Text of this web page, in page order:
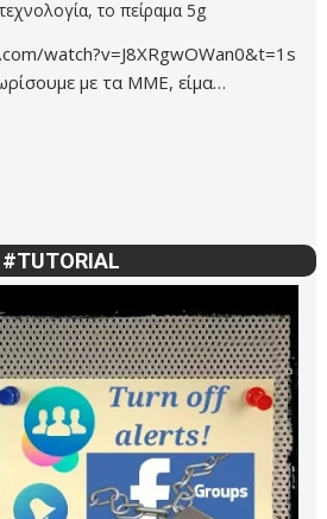
watch?v=G1lMj2OAcVU
του δήμου Καλαμάτας, η
#TUTORIAL